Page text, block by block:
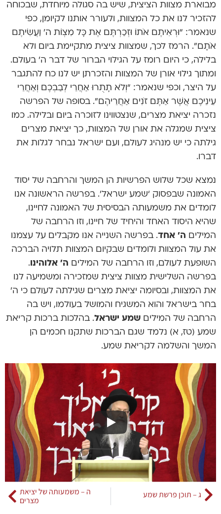
מבוארת מצוות הציצית, שיש בה סגולה מיוחדת, שבכוחה
להזכיר לנו את כל המצוות, ולעורר אותנו לקיומן, כפי
שנאמר: “וּרְאִיתֶם אֹתוֹ וּזְכַרְתֶּם אֶת כָּל מִצְוֹת ה’ וַעֲשִׂיתֶם
אֹתָם”. הרמז לכך, שמצוות ציצית מתקיימת ביום ולא
בלילה, כי היום רומז על הגילוי הברור של דבר ה’ בעולם.
ומתוך גילוי אורן של המצוות והזכרתן יש לנו כח להתגבר
על היצר, וכפי שנאמר: “וְלֹא תָתֻרוּ אַחֲרֵי לְבַבְכֶם וְאַחֲרֵי
עֵינֵיכֶם אֲשֶׁר אַתֶּם זֹנִים אַחֲרֵיהֶם”. בסופה של הפרשה
נזכרה יציאת מצרים, שנצטווינו לזוכרה ביום ובלילה. כמו
ציצית שמגלה את אורן של המצוות, כך יציאת מצרים
גילתה כי יש מנהיג לעולם, ועם ישראל נבחר לגלות את
דברו.
נמצא שכל שלוש הפרשיות הן המשך והרחבה של יסוד
האמונה שבפסוק ‘שמע ישראל’. בפרשה הראשונה אנו
לומדים את משמעותה הבסיסית של האמונה לחיינו,
שהיא היסוד האחד והיחיד של חיינו, וזו הרחבה של
המילים ה’ אחד. בפרשה השנייה אנו מקבלים על עצמנו
את עול המצוות ולומדים שבקיום המצוות תלויה הברכה
השופעת לעולם, וזו הרחבה של המילים ה’ אלוהינו .
בפרשה השלישית מצוות ציצית שמזכירה ומשמיעה לנו
את המצוות, ובסיומה יציאת מצרים שגילתה לעולם כי ה’
בחר בישראל והוא המשגיח והמושל בעולמו, ויש בה
הרחבה של המילים שמע ישראל. בהלכות ברכות קריאת
שמע (טז, א) נלמד שגם הברכות שתקנו חכמים הן
המשך והשלמה לקריאת שמע.
ג – תוכן פרשת שמע
ה – משמעותה של יציאת
מצרים